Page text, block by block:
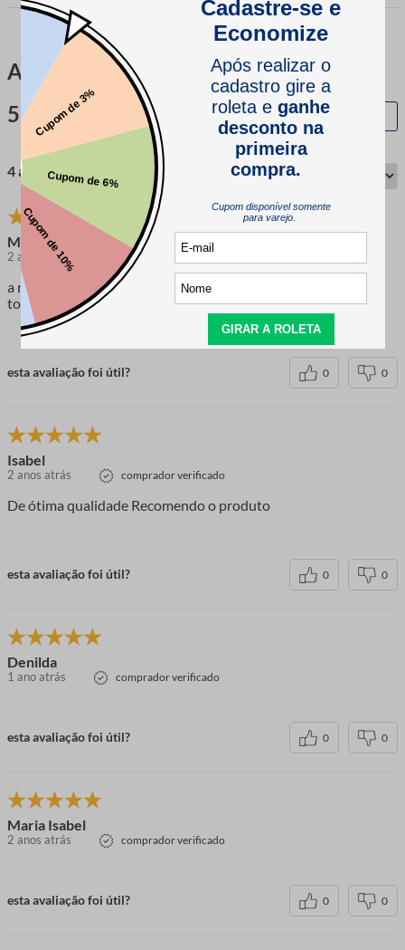
Avaliações
5.0
QUERO AVALIAR
4 avaliações
Maria P
2 anos atrás comprador verificado
a renda de guipure era o que eu esperava, e vou arrematar
toalhas bordadas com ela.
esta avaliação foi útil? 0 0
Isabel
2 anos atrás comprador verificado
De ótima qualidade Recomendo o produto
esta avaliação foi útil? 0 0
Denilda
1 ano atrás comprador verificado
esta avaliação foi útil? 0 0
Maria Isabel
2 anos atrás comprador verificado
esta avaliação foi útil? 0 0